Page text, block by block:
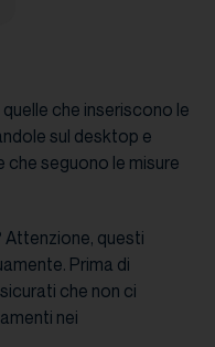
che inseriscono le
sul desktop e
che seguono le misure
Attenzione, questi
Prima di
che non ci
nei